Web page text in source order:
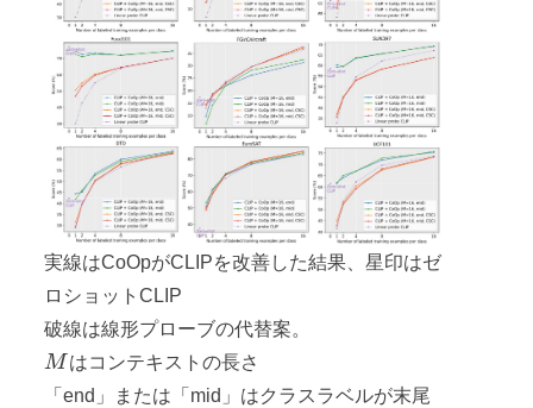
実線はCoOpがCLIPを改善した結果、星印はゼ
ロショットCLIP
破線は線形プローブの代替案。
M
M はコンテキストの長さ
「end」または「mid」はクラスラベルが末尾